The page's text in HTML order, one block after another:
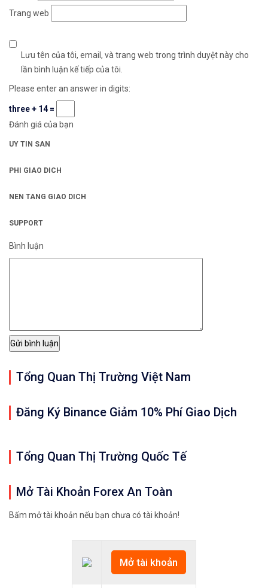
Trang web
Lưu tên của tôi, email, và trang web trong trình duyệt này cho
lần bình luận kế tiếp của tôi.
Please enter an answer in digits:
three + 14 =
Đánh giá của bạn
UY TIN SAN
PHI GIAO DICH
NEN TANG GIAO DICH
SUPPORT
Bình luận
Tổng Quan Thị Trường Việt Nam
Đăng Ký Binance Giảm 10% Phí Giao Dịch
Tổng Quan Thị Trường Quốc Tế
Mở Tài Khoản Forex An Toàn
Bấm mở tài khoản nếu bạn chưa có tài khoản!
Mở tài khoản